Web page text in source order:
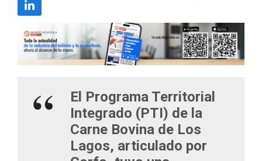
El Programa Territorial
Integrado (PTI) de la
Carne Bovina de Los
Lagos, articulado por